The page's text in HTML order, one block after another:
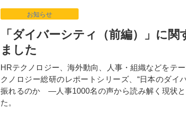
お知らせ
「ダイバーシティ（前編）」に関
ました
HRテクノロジー、海外動向、人事・組織などをテ
クノロジー総研のレポートシリーズ、“日本のダイ
振れるのか ―人事1000名の声から読み解く現状
た。